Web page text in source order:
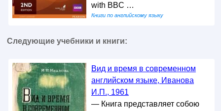
with BBC …
Книги по английскому языку
Следующие учебники и книги:
Вид и время в современном
английском языке, Иванова
И.П., 1961
— Книга представляет собою